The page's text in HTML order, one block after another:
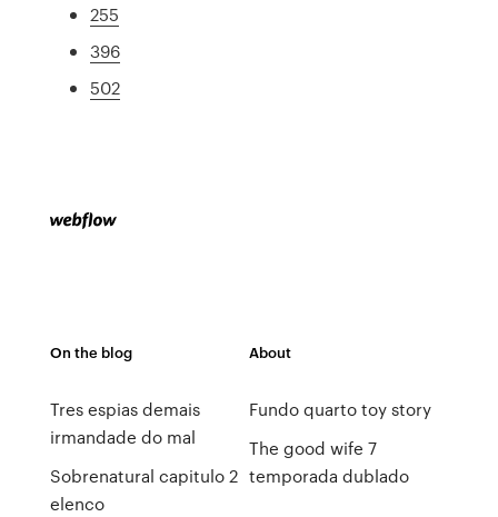
255
396
502
On the blog
Tres espias demais
irmandade do mal
Sobrenatural capitulo 2
elenco
About
Fundo quarto toy story
The good wife 7
temporada dublado